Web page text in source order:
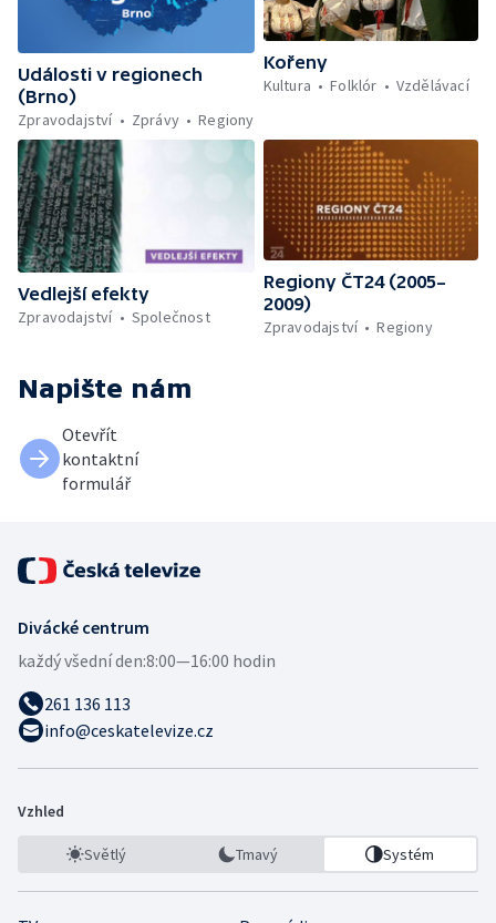
Události v regionech
(Brno)
Zpravodajství
Zprávy Regiony
Kořeny
Kultura
Folklór Vzdělávací
Vedlejší efekty
Zpravodajství
Společnost
Regiony ČT24 (2005–
2009)
Zpravodajství
Regiony
Napište nám
Otevřít
kontaktní
formulář
Divácké centrum
každý všední den:8:00—16:00 hodin
261 136 113
info@ceskatelevize.cz
Vzhled
Světlý Tmavý Systém